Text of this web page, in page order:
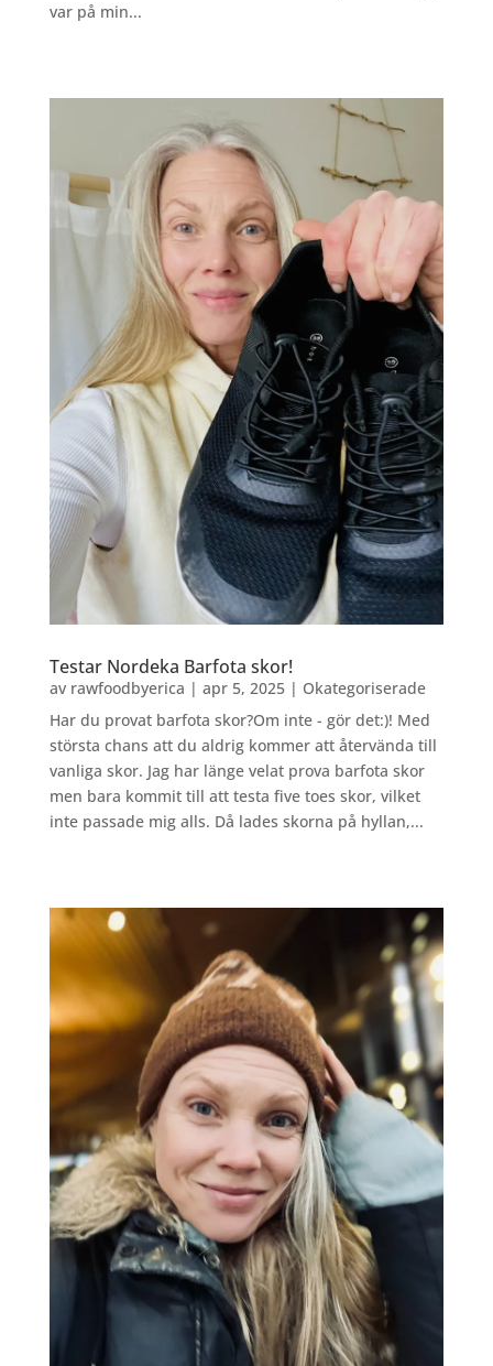
var på min...
Testar Nordeka Barfota skor!
av rawfoodbyerica | apr 5, 2025| Okategoriserade
Har du provat barfota skor?Om inte - gör det:)! Med
största chans att du aldrig kommer att återvända till
vanliga skor. Jag har länge velat prova barfota skor
men bara kommit till att testa five toes skor, vilket
inte passade mig alls. Då lades skorna på hyllan,...